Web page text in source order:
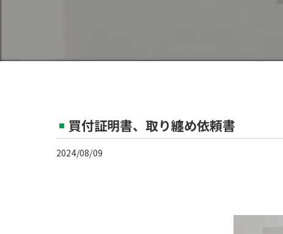
買付証明書、取り纏め依頼書
2024/08/09